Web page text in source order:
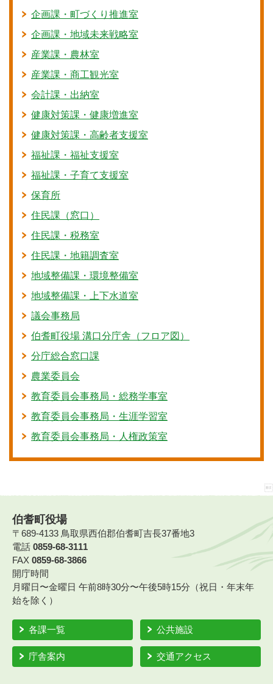
企画課・町づくり推進室
企画課・地域未来戦略室
産業課・農林室
産業課・商工観光室
会計課・出納室
健康対策課・健康増進室
健康対策課・高齢者支援室
福祉課・福祉支援室
福祉課・子育て支援室
保育所
住民課（窓口）
住民課・税務室
住民課・地籍調査室
地域整備課・環境整備室
地域整備課・上下水道室
議会事務局
伯耆町役場 溝口分庁舎（フロア図）
分庁総合窓口課
農業委員会
教育委員会事務局・総務学事室
教育委員会事務局・生涯学習室
教育委員会事務局・人権政策室
伯耆町役場
〒689-4133 鳥取県西伯郡伯耆町吉長37番地3
電話 0859-68-3111
FAX 0859-68-3866
開庁時間
月曜日〜金曜日 午前8時30分〜午後5時15分（祝日・年末年
始を除く）
各課一覧 公共施設
庁舎案内 交通アクセス